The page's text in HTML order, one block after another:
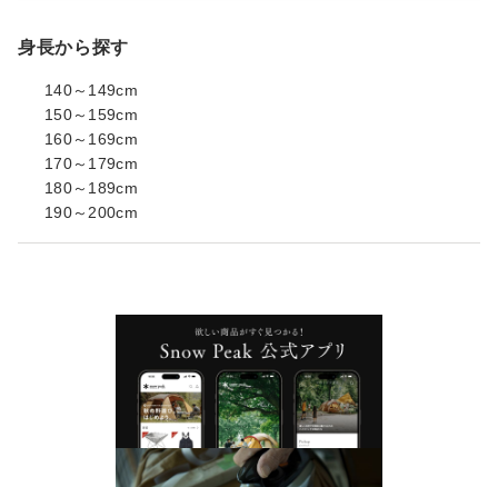
身長から探す
140～149cm
150～159cm
160～169cm
170～179cm
180～189cm
190～200cm